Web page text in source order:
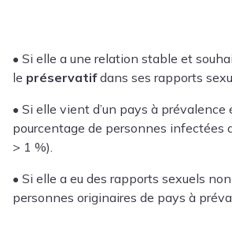
• Si elle a une relation stable et
le préservatifdans ses rapports
• Si elle vient d’un pays à prévalence
pourcentage de personnes infectées
> 1 %).
• Si elle a eu des rapports sexuels
personnes originaires de pays à